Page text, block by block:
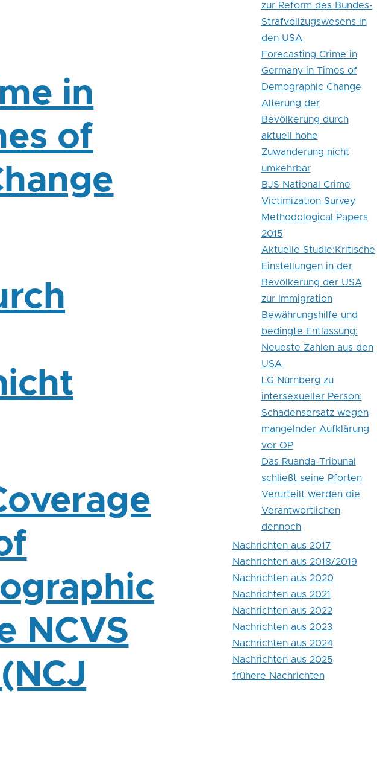
in
of
NCVS
zur Reform des Bundes-
Strafvollzugswesens in
den USA
Forecasting Crime in
Germany in Times of
Demographic Change
Alterung der
Bevölkerung durch
aktuell hohe
Zuwanderung nicht
umkehrbar
BJS National Crime
Victimization Survey
Methodological Papers
2015
Aktuelle Studie:Kritische
Einstellungen in der
Bevölkerung der USA
zur Immigration
Bewährungshilfe und
bedingte Entlassung:
Neueste Zahlen aus den
USA
LG Nürnberg zu
intersexueller Person:
Schadensersatz wegen
mangelnder Aufklärung
vor OP
Das Ruanda-Tribunal
schließt seine Pforten
Verurteilt werden die
Verantwortlichen
dennoch
Nachrichten aus 2017
Nachrichten aus 2018/2019
Nachrichten aus 2020
Nachrichten aus 2021
Nachrichten aus 2022
Nachrichten aus 2023
Nachrichten aus 2024
Nachrichten aus 2025
frühere Nachrichten